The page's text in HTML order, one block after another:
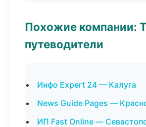
Похожие компании:
путеводители
Инфо Expert 24 — Калуга
News Guide Pages —
ИП Fast Online —